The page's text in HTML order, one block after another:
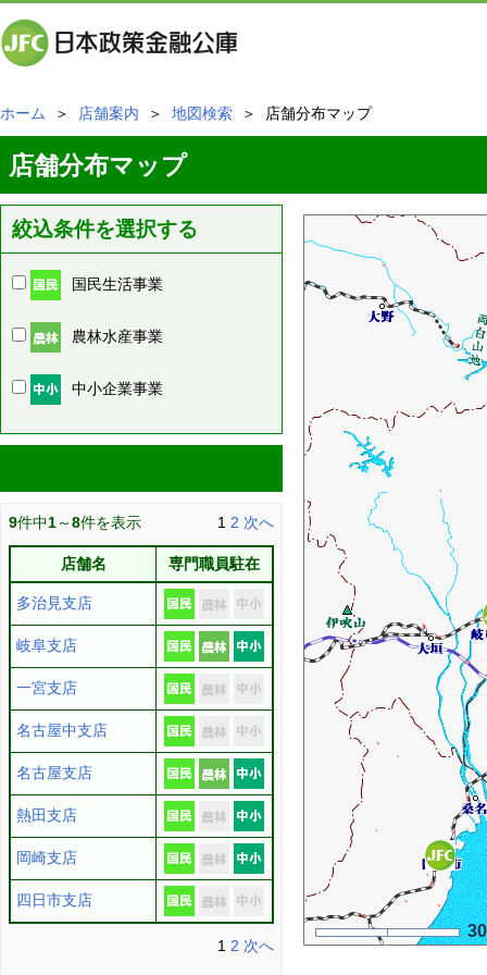
ホーム ＞ 店舗案内 ＞ 地図検索 ＞ 店舗分布マップ
店舗分布マップ
絞込条件を選択する
国民生活事業
農林水産事業
中小企業事業
9件中1～8件を表示 1 2 次へ
店舗名 専門職員駐在
多治見支店
岐阜支店
一宮支店
名古屋中支店
名古屋支店
熱田支店
岡崎支店
四日市支店
1 2 次へ